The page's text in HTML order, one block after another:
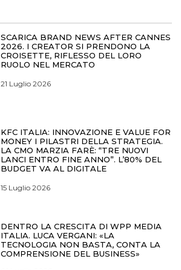
SCARICA BRAND NEWS AFTER CANNES
2026. I CREATOR SI PRENDONO LA
CROISETTE, RIFLESSO DEL LORO
RUOLO NEL MERCATO
21 Luglio 2026
KFC ITALIA: INNOVAZIONE E VALUE FOR
MONEY I PILASTRI DELLA STRATEGIA.
LA CMO MARZIA FARÈ: “TRE NUOVI
LANCI ENTRO FINE ANNO”. L’80% DEL
BUDGET VA AL DIGITALE
15 Luglio 2026
DENTRO LA CRESCITA DI WPP MEDIA
ITALIA. LUCA VERGANI: «LA
TECNOLOGIA NON BASTA, CONTA LA
COMPRENSIONE DEL BUSINESS»